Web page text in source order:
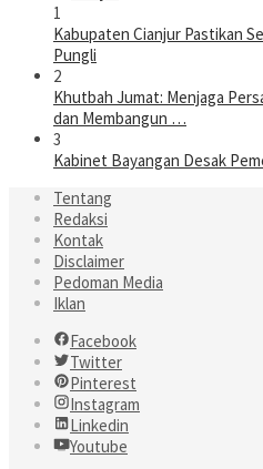
1
Kabupaten Cianjur Pastikan
Pungli
2
Khutbah Jumat: Menjaga
dan Membangun …
3
Kabinet Bayangan Desak
Tentang
Redaksi
Kontak
Disclaimer
Pedoman Media
Iklan
Facebook
Twitter
Pinterest
Instagram
Linkedin
Youtube